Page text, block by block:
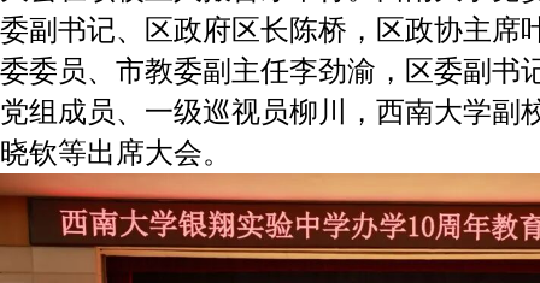
委副书记、区政府区长陈桥，区政协主席
委委员、市教委副主任李劲渝，区委副书
党组成员、一级巡视员柳川，西南大学副
晓钦等出席大会。